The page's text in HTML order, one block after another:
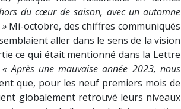
du cœur de saison, avec un automne
Mi-octobre, des chiffres communiqués
aller dans le sens de la vision
ce qui était mentionné dans la Lettre
« Après une mauvaise année 2023, nous
que, pour les neuf premiers mois de
globalement retrouvé leurs niveaux